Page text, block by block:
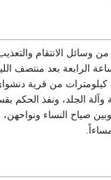
الانتقام
الرابعة بعد منتصف
من قرية دنشواي،
الجلد، ونفذ الحكم
صياح النساء